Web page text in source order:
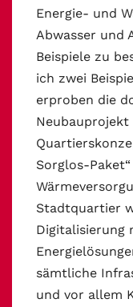
Energie- und
Abwasser und
Beispiele zu
ich zwei
erproben die
Neubauprojekt
Sorglos-
Stadtquartier
Digitalisierung
sämtliche
und vor allem